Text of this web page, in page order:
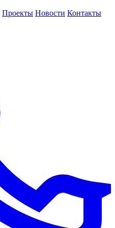
Проекты Новости Контакты